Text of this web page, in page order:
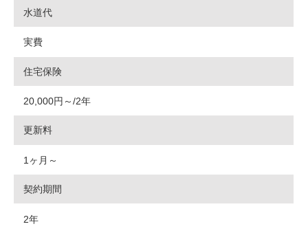
水道代
実費
住宅保険
20,000円～/2年
更新料
1ヶ月～
契約期間
2年